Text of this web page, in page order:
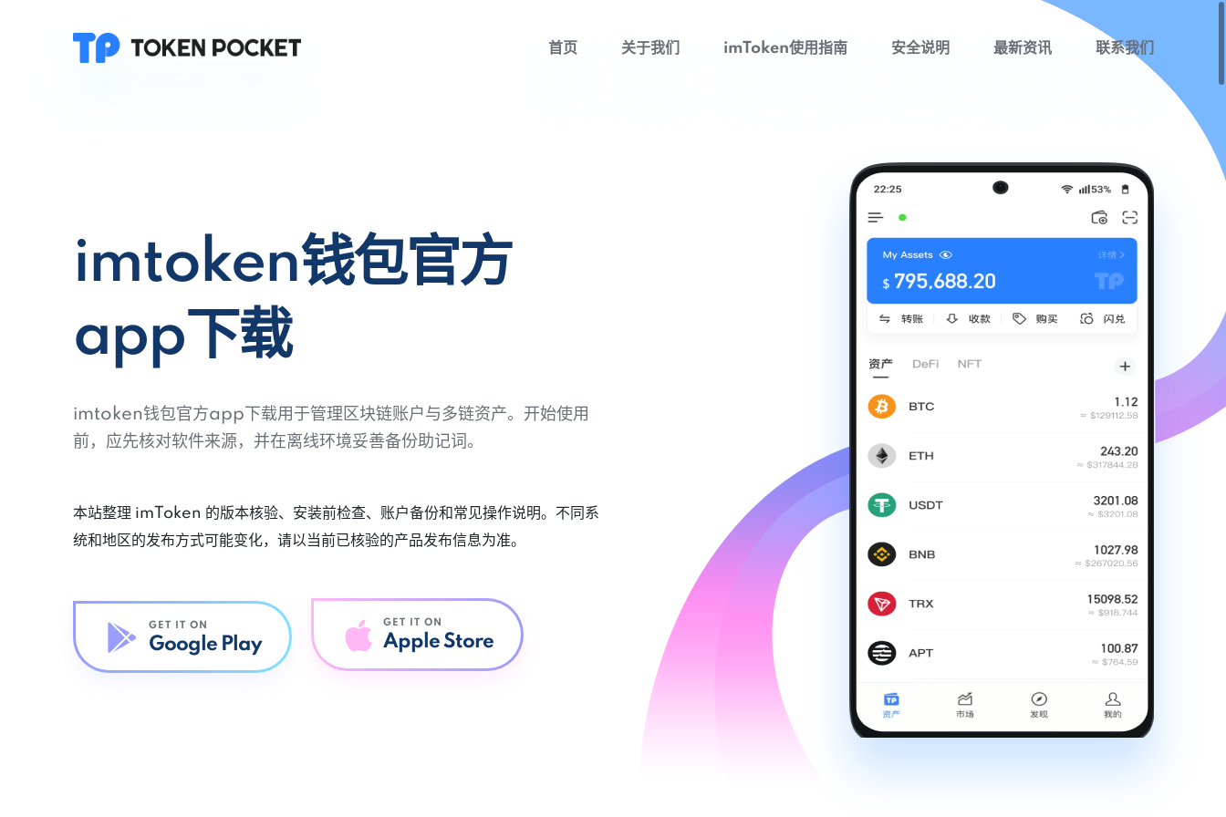
首页 关于我们 imToken使用指南 安全说明 最新资讯 联系我们
imtoken钱包官方
app下载
imtoken钱包官方app下载用于管理区块链账户与多链资产。开始使用
前，应先核对软件来源，并在离线环境妥善备份助记词。
本站整理 imToken 的版本核验、安装前检查、账户备份和常见操作说明。不同系
统和地区的发布方式可能变化，请以当前已核验的产品发布信息为准。
GET IT ON
Google Play
GET IT ON
Apple Store